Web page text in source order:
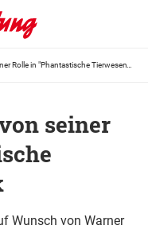
seiner
Wunsch von Warner